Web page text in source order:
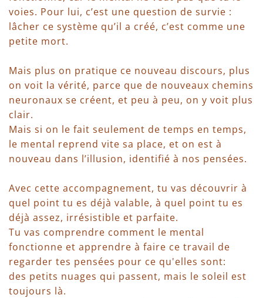
voies. Pour lui, c’est une question de survie :
lâcher ce système qu’il a créé, c’est comme une
petite mort.
Mais plus on pratique ce nouveau discours, plus
on voit la vérité, parce que de nouveaux chemins
neuronaux se créent, et peu à peu, on y voit plus
clair.
Mais si on le fait seulement de temps en temps,
le mental reprend vite sa place, et on est à
nouveau dans l’illusion, identifié à nos pensées.
Avec cette accompagnement, tu vas découvrir à
quel point tu es déjà valable, à quel point tu es
déjà assez, irrésistible et parfaite.
Tu vas comprendre comment le mental
fonctionne et apprendre à faire ce travail de
regarder tes pensées pour ce qu'elles sont:
des petits nuages qui passent, mais le soleil est
toujours là.